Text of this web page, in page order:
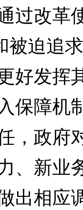
改革
被迫追
好发挥
保障机
，政府
、新业
出相应